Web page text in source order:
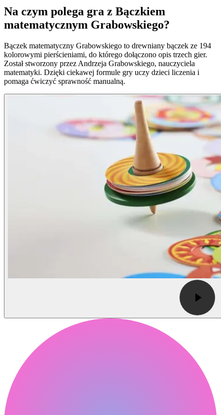
Na czym polega gra z Bączkiem
matematycznym Grabowskiego?
Bączek matematyczny Grabowskiego to drewniany bączek ze 194
kolorowymi pierścieniami, do którego dołączono opis trzech gier.
Został stworzony przez Andrzeja Grabowskiego, nauczyciela
matematyki. Dzięki ciekawej formule gry uczy dzieci liczenia i
pomaga ćwiczyć sprawność manualną.